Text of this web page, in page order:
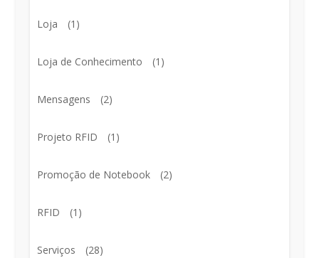
Loja (1)
Loja de Conhecimento (1)
Mensagens (2)
Projeto RFID (1)
Promoção de Notebook (2)
RFID (1)
Serviços (28)